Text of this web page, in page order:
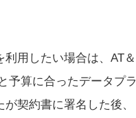
用したい場合は、AT＆
予算に合ったデータプラ
契約書に署名した後、